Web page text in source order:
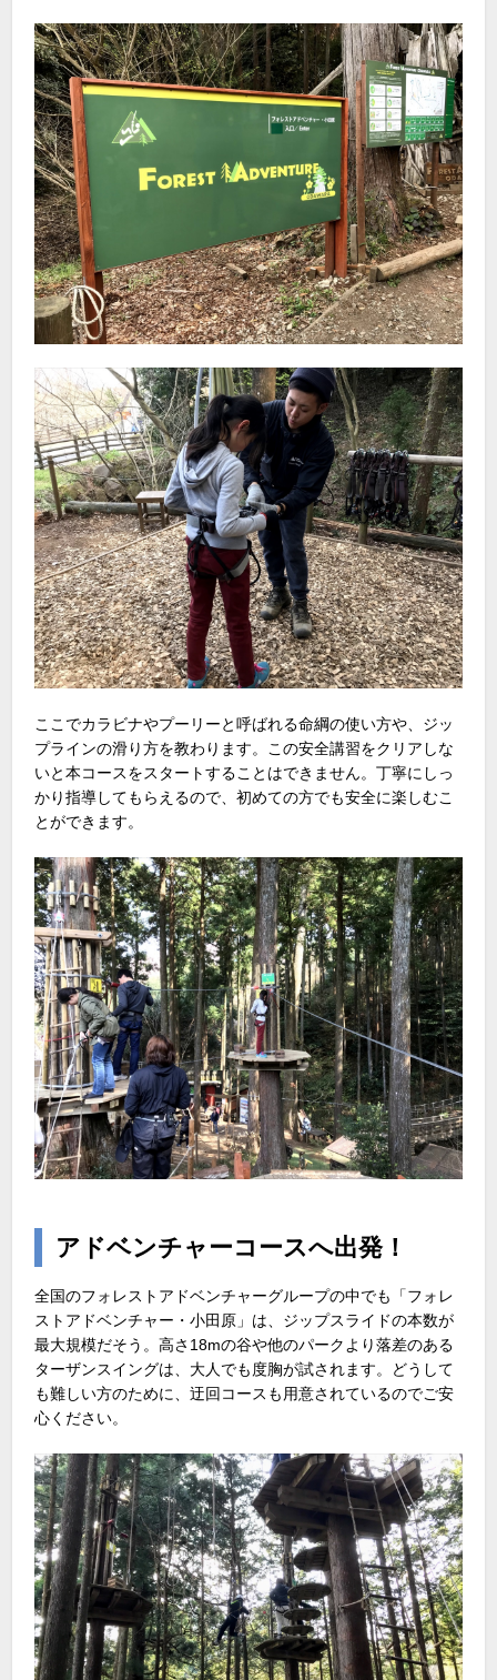
ここでカラビナやプーリーと呼ばれる命綱の使い方や、ジッ
プラインの滑り方を教わります。この安全講習をクリアしな
いと本コースをスタートすることはできません。丁寧にしっ
かり指導してもらえるので、初めての方でも安全に楽しむこ
とができます。
アドベンチャーコースへ出発！
全国のフォレストアドベンチャーグループの中でも「フォレ
ストアドベンチャー・小田原」は、ジップスライドの本数が
最大規模だそう。高さ18mの谷や他のパークより落差のある
ターザンスイングは、大人でも度胸が試されます。どうして
も難しい方のために、迂回コースも用意されているのでご安
心ください。